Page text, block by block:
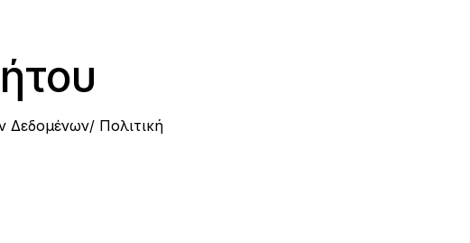
Δεδομένων/ Πολιτική